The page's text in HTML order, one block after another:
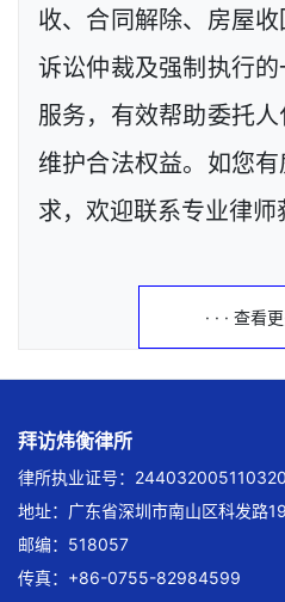
收、合同解除、房屋收
诉讼仲裁及强制执行
服务，有效帮助委托人
维护合法权益。如您
求，欢迎联系专业律师
· · · 查看更
拜访炜衡律所
律所执业证号：
地址：广东省深圳市南山区科发路
邮编：518057
传真：+86-0755-82984599